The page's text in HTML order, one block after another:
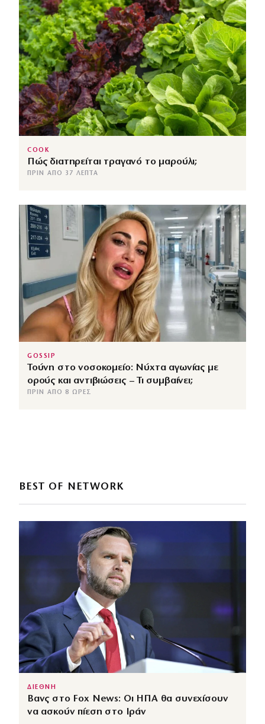
COOK
Πώς διατηρείται τραγανό το μαρούλι;
ΠΡΙΝ ΑΠΌ 37 ΛΕΠΤΆ
GOSSIP
Τούνη στο νοσοκομείο: Νύχτα αγωνίας με
ορούς και αντιβιώσεις – Τι συμβαίνει;
ΠΡΙΝ ΑΠΌ 8 ΏΡΕΣ
BEST OF NETWORK
ΔΙΕΘΝΗ
Βανς στο Fox News: Οι ΗΠΑ θα συνεχίσουν
να ασκούν πίεση στο Ιράν